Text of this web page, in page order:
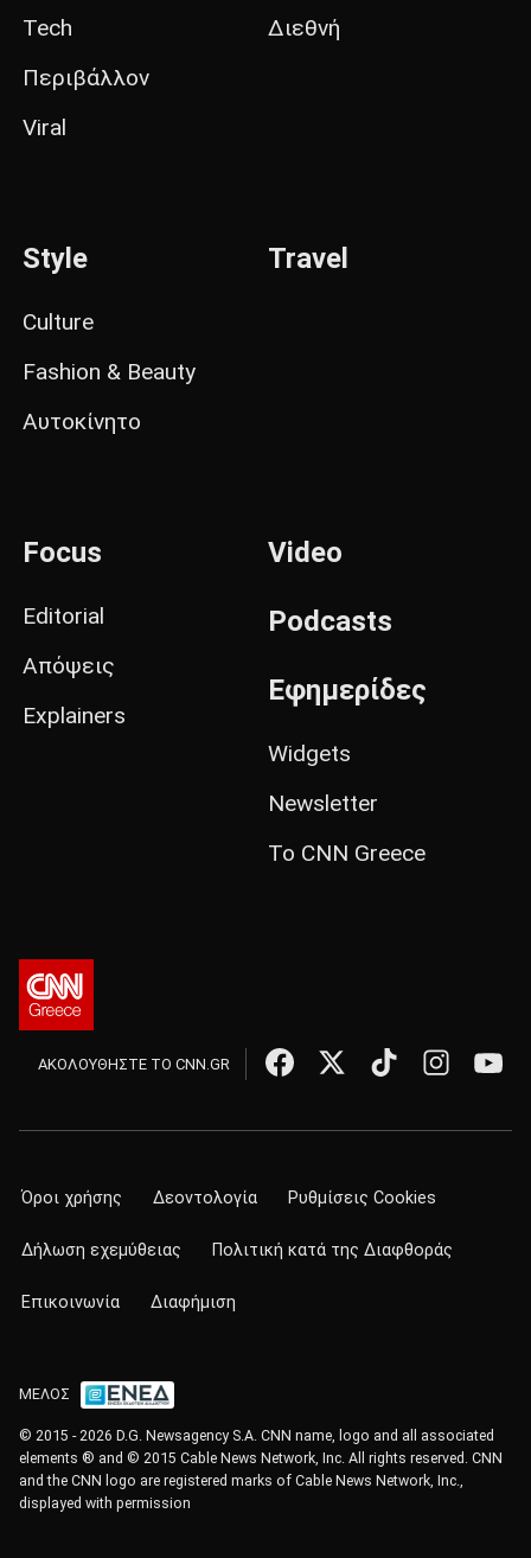
Tech
Περιβάλλον
Viral
Διεθνή
Style
Culture
Fashion & Beauty
Αυτοκίνητο
Travel
Focus
Editorial
Απόψεις
Explainers
Video
Podcasts
Εφημερίδες
Widgets
Newsletter
Το CNN Greece
ΑΚΟΛΟΥΘΗΣΤΕ ΤΟ CNN.GR
Όροι χρήσης Δεοντολογία Ρυθμίσεις Cookies
Δήλωση εχεμύθειας Πολιτική κατά της Διαφθοράς
Επικοινωνία Διαφήμιση
ΜΕΛΟΣ
© 2015 - 2026 D.G. Newsagency S.A. CNN name, logo and all associated
elements ® and © 2015 Cable News Network, Inc. All rights reserved. CNN
and the CNN logo are registered marks of Cable News Network, Inc.,
displayed with permission